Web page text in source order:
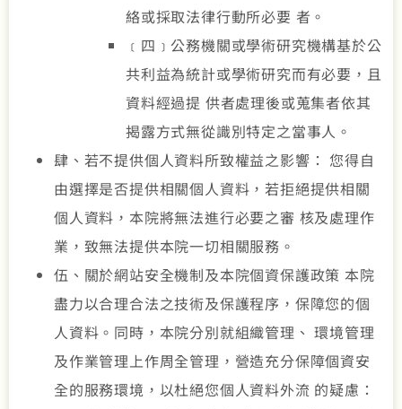
絡或採取法律行動所必要 者。
﹝四﹞公務機關或學術研究機構基於公
共利益為統計或學術研究而有必要，且
資料經過提 供者處理後或蒐集者依其
揭露方式無從識別特定之當事人。
肆、若不提供個人資料所致權益之影響： 您得自
由選擇是否提供相關個人資料，若拒絕提供相關
個人資料，本院將無法進行必要之審 核及處理作
業，致無法提供本院一切相關服務。
伍、關於網站安全機制及本院個資保護政策 本院
盡力以合理合法之技術及保護程序，保障您的個
人資料。同時，本院分別就組織管理、 環境管理
及作業管理上作周全管理，營造充分保障個資安
全的服務環境，以杜絕您個人資料外流 的疑慮：